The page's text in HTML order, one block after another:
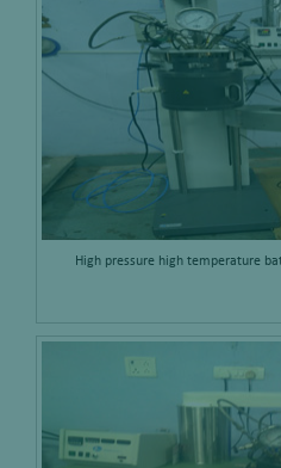
High pressure high temperature